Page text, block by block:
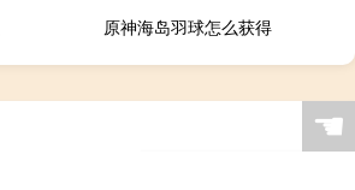
原神海岛羽球怎么获得
☚